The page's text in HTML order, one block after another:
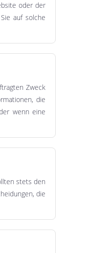
oder der
auf solche
Zweck
die
wenn eine
stets den
die